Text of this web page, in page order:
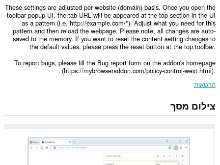
These settings are adjusted per website (domain) basis. Once you open the
toolbar popup UI, the tab URL will be appeared at the top section in the UI
as a pattern (i.e. http://example.com/*). Adjust what you need for this
pattern and then reload the webpage. Please note, all changes are auto-
saved to the memory. If you want to reset the content setting changes to
the default values, please press the reset button at the top toolbar.
To report bugs, please fill the Bug report form on the addon's homepage
(https://mybrowseraddon.com/policy-control-wext.html).
הרשאות
הרחבה
זו
צילום מסך